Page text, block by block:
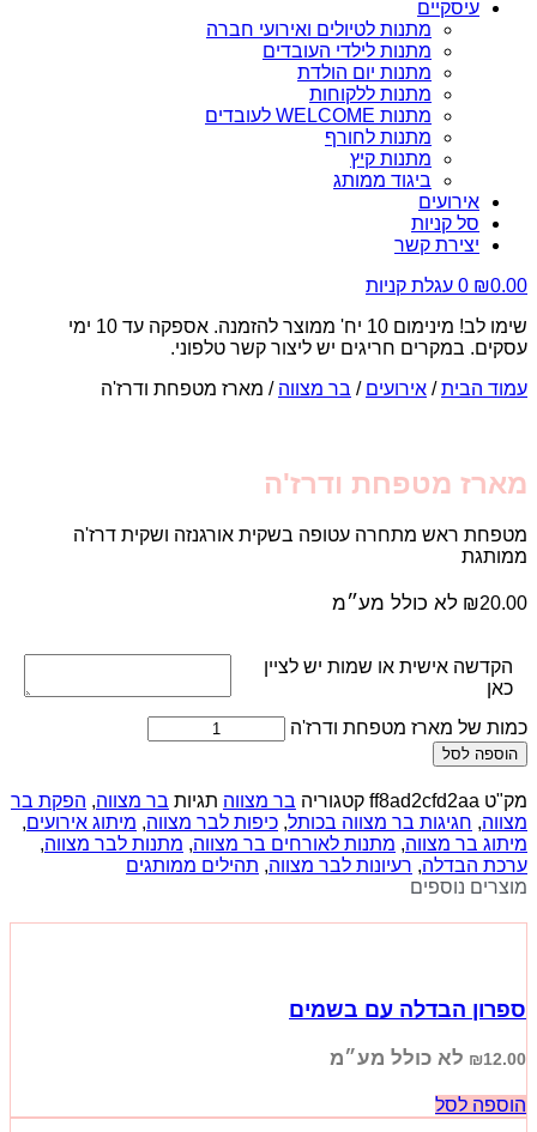
עיסקיים
מתנות לטיולים ואירועי חברה
מתנות לילדי העובדים
מתנות יום הולדת
מתנות ללקוחות
מתנות WELCOME לעובדים
מתנות לחורף
מתנות קיץ
ביגוד ממותג
אירועים
סל קניות
יצירת קשר
₪0.00
0 עגלת קניות
שימו לב! מינימום 10 יח' ממוצר להזמנה. אספקה עד 10 ימי
עסקים. במקרים חריגים יש ליצור קשר טלפוני.
עמוד הבית/ אירועים / בר מצווה / מארז מטפחת ודרז'ה
מארז מטפחת ודרז'ה
מטפחת ראש מתחרה עטופה בשקית אורגנזה ושקית דרז'ה
ממותגת
₪20.00 לא כולל מע״מ
הקדשה אישית או שמות יש לציין
כאן
כמות של מארז מטפחת ודרז'ה
הוספה לסל
מק"ט ff8ad2cfd2aa קטגוריה בר מצווה תגיות בר מצווה, הפקת בר
מצווה, חגיגות בר מצווה בכותל, כיפות לבר מצווה, מיתוג אירועים,
מיתוג בר מצווה, מתנות לאורחים בר מצווה, מתנות לבר מצווה,
ערכת הבדלה, רעיונות לבר מצווה, תהילים ממותגים
מוצרים נוספים
ספרון הבדלה עם בשמים
₪12.00 לא כולל מע״מ
הוספה לסל